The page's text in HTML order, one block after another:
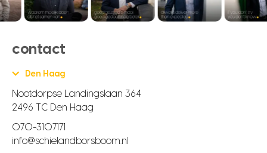
contact
Den Haag
Nootdorpse Landingslaan 364
2496 TC Den Haag
070-3107171
info@schielandborsboom.nl